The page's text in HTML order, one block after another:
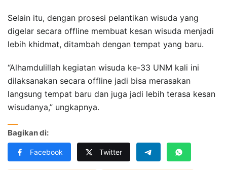
Selain itu, dengan prosesi pelantikan wisuda yang
digelar secara offline membuat kesan wisuda menjadi
lebih khidmat, ditambah dengan tempat yang baru.
“Alhamdulillah kegiatan wisuda ke-33 UNM kali ini
dilaksanakan secara offline jadi bisa merasakan
langsung tempat baru dan juga jadi lebih terasa kesan
wisudanya,” ungkapnya.
Bagikan di:
Facebook Twitter